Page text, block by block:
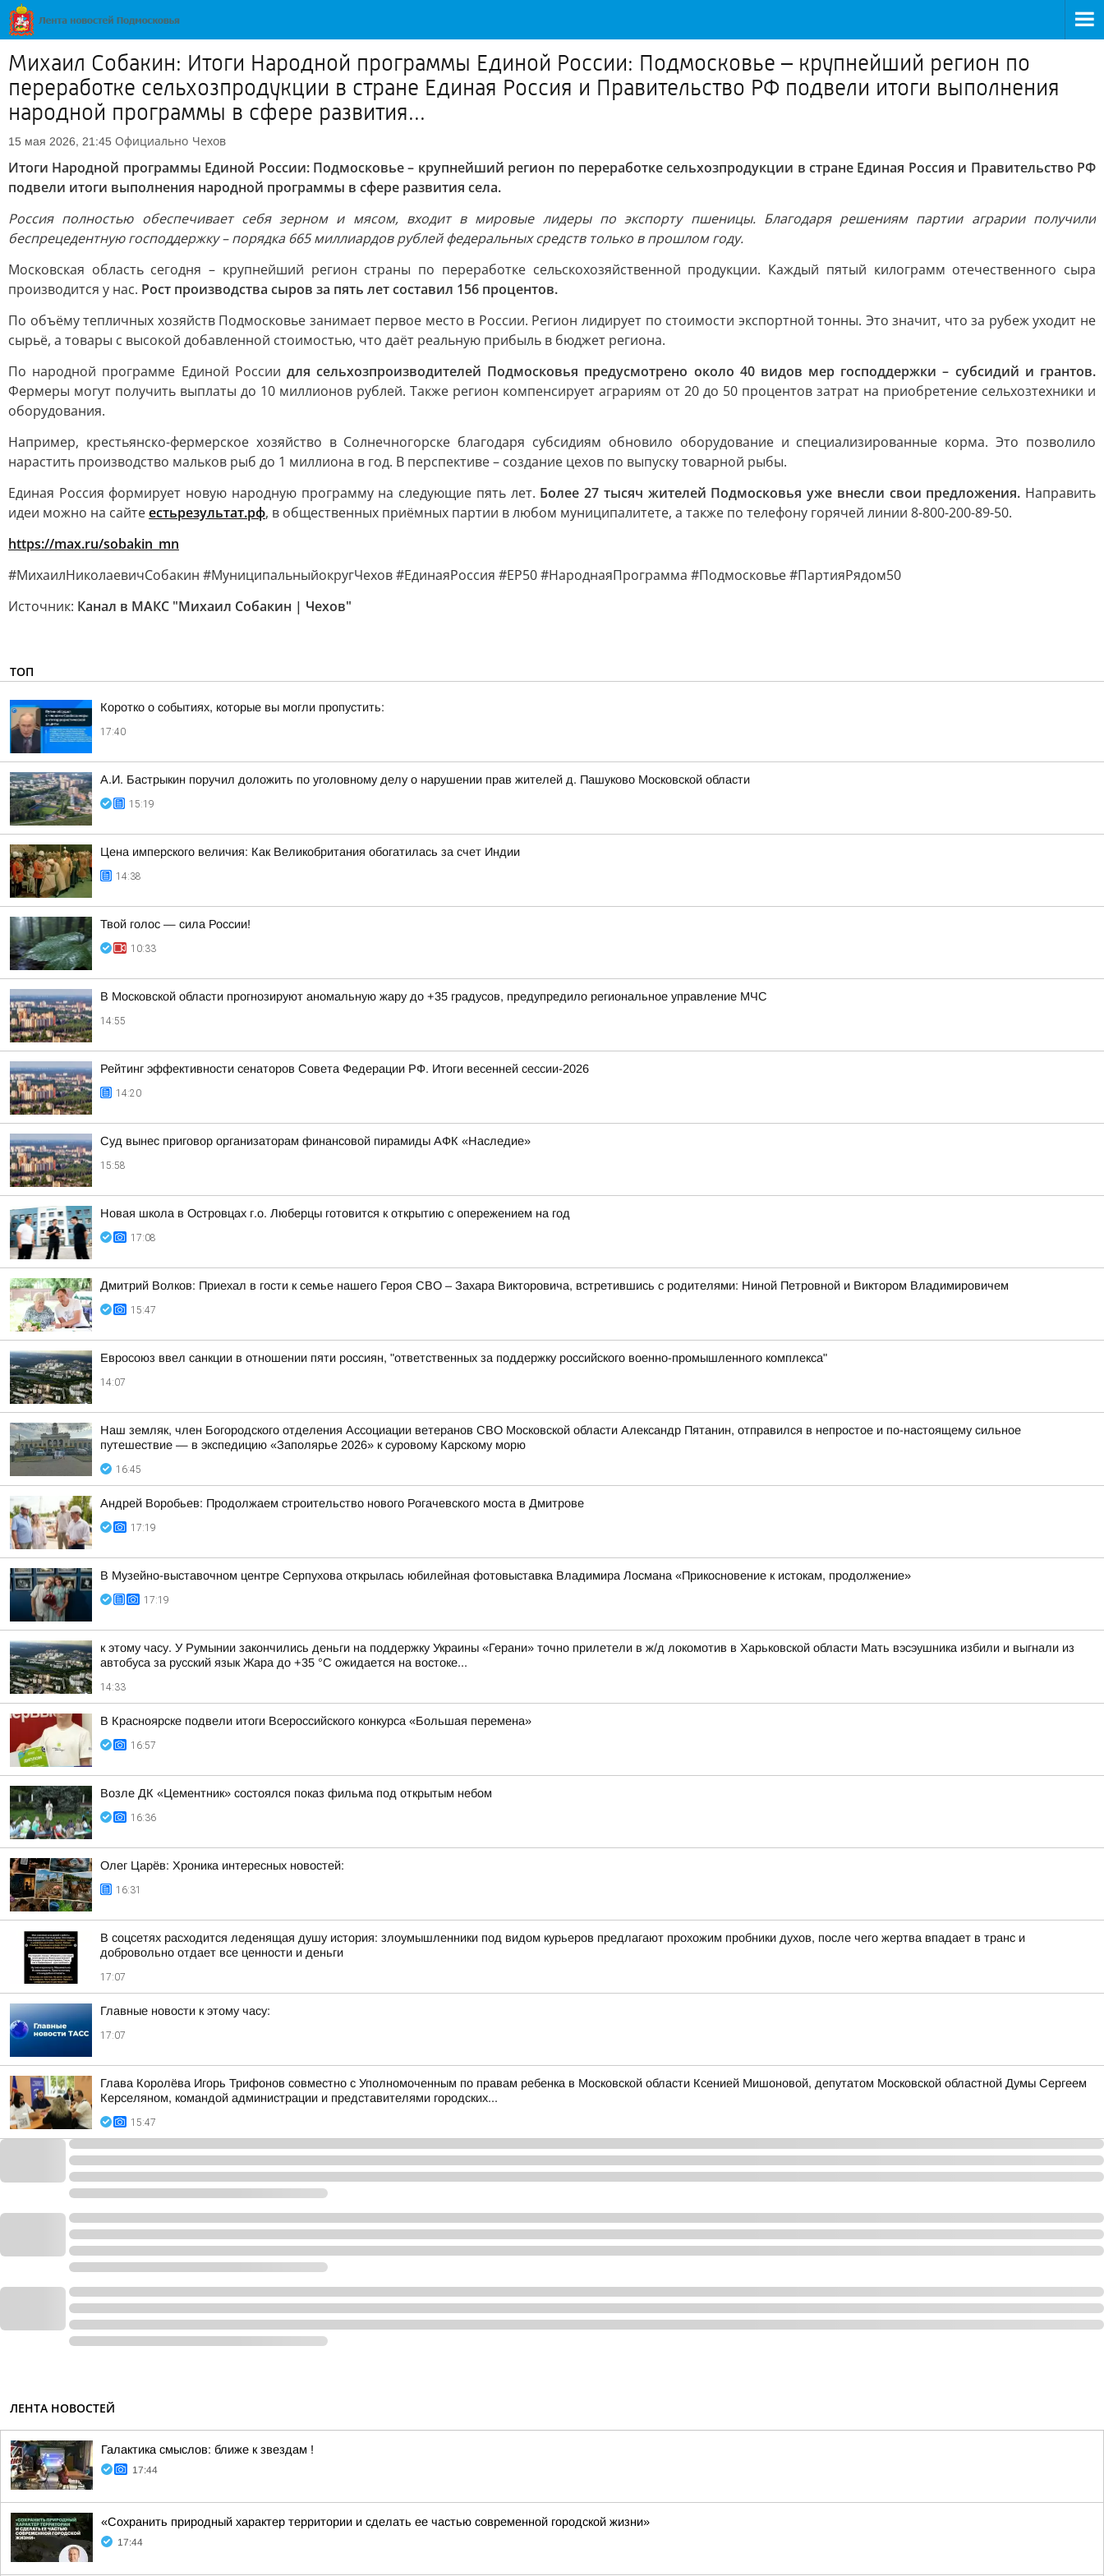
Михаил Собакин: Итоги Народной программы Единой России: Подмосковье – крупнейший регион по
переработке сельхозпродукции в стране Единая Россия и Правительство РФ подвели итоги выполнения
народной программы в сфере развития...
15 мая 2026, 21:45 Официально Чехов
Итоги Народной программы Единой России: Подмосковье – крупнейший регион по переработке сельхозпродукции в стране Единая Россия и Правительство РФ
подвели итоги выполнения народной программы в сфере развития села.
Россия полностью обеспечивает себя зерном и мясом, входит в мировые лидеры по экспорту пшеницы. Благодаря решениям партии аграрии получили
беспрецедентную господдержку – порядка 665 миллиардов рублей федеральных средств только в прошлом году.
Московская область сегодня – крупнейший регион страны по переработке сельскохозяйственной продукции. Каждый пятый килограмм отечественного сыра
производится у нас. Рост производства сыров за пять лет составил 156 процентов.
По объёму тепличных хозяйств Подмосковье занимает первое место в России. Регион лидирует по стоимости экспортной тонны. Это значит, что за рубеж уходит не
сырьё, а товары с высокой добавленной стоимостью, что даёт реальную прибыль в бюджет региона.
По народной программе Единой России для сельхозпроизводителей Подмосковья предусмотрено около 40 видов мер господдержки – субсидий и грантов.
Фермеры могут получить выплаты до 10 миллионов рублей. Также регион компенсирует аграриям от 20 до 50 процентов затрат на приобретение сельхозтехники и
оборудования.
Например, крестьянско-фермерское хозяйство в Солнечногорске благодаря субсидиям обновило оборудование и специализированные корма. Это позволило
нарастить производство мальков рыб до 1 миллиона в год. В перспективе – создание цехов по выпуску товарной рыбы.
Единая Россия формирует новую народную программу на следующие пять лет. Более 27 тысяч жителей Подмосковья уже внесли свои предложения. Направить
идеи можно на сайтеестьрезультат.рф, в общественных приёмных партии в любом муниципалитете, а также по телефону горячей линии 8-800-200-89-50.
https://max.ru/sobakin_mn
#МихаилНиколаевичСобакин #МуниципальныйокругЧехов #ЕдинаяРоссия #ЕР50 #НароднаяПрограмма #Подмосковье #ПартияРядом50
Источник: Канал в МАКС "Михаил Собакин | Чехов"
ТОП
Коротко о событиях, которые вы могли пропустить:
17:40
А.И. Бастрыкин поручил доложить по уголовному делу о нарушении прав жителей д. Пашуково Московской области
15:19
Цена имперского величия: Как Великобритания обогатилась за счет Индии
14:38
Твой голос — сила России!
10:33
В Московской области прогнозируют аномальную жару до +35 градусов, предупредило региональное управление МЧС
14:55
Рейтинг эффективности сенаторов Совета Федерации РФ. Итоги весенней сессии-2026
14:20
Суд вынес приговор организаторам финансовой пирамиды АФК «Наследие»
15:58
Новая школа в Островцах г.о. Люберцы готовится к открытию с опережением на год
17:08
Дмитрий Волков: Приехал в гости к семье нашего Героя СВО – Захара Викторовича, встретившись с родителями: Ниной Петровной и Виктором Владимировичем
15:47
Евросоюз ввел санкции в отношении пяти россиян, "ответственных за поддержку российского военно-промышленного комплекса"
14:07
Наш земляк, член Богородского отделения Ассоциации ветеранов СВО Московской области Александр Пятанин, отправился в непростое и по-настоящему сильное
путешествие — в экспедицию «Заполярье 2026» к суровому Карскому морю
16:45
Андрей Воробьев: Продолжаем строительство нового Рогачевского моста в Дмитрове
17:19
В Музейно-выставочном центре Серпухова открылась юбилейная фотовыставка Владимира Лосмана «Прикосновение к истокам, продолжение»
17:19
к этому часу. У Румынии закончились деньги на поддержку Украины «Герани» точно прилетели в ж/д локомотив в Харьковской области Мать вэсэушника избили и выгнали из
автобуса за русский язык Жара до +35 °С ожидается на востоке...
14:33
В Красноярске подвели итоги Всероссийского конкурса «Большая перемена»
16:57
Возле ДК «Цементник» состоялся показ фильма под открытым небом
16:36
Олег Царёв: Хроника интересных новостей:
16:31
В соцсетях расходится леденящая душу история: злоумышленники под видом курьеров предлагают прохожим пробники духов, после чего жертва впадает в транс и
добровольно отдает все ценности и деньги
17:07
Главные новости к этому часу:
17:07
Глава Королёва Игорь Трифонов совместно с Уполномоченным по правам ребенка в Московской области Ксенией Мишоновой, депутатом Московской областной Думы Сергеем
Керселяном, командой администрации и представителями городских...
15:47
ЛЕНТА НОВОСТЕЙ
Галактика смыслов: ближе к звездам !
17:44
«Сохранить природный характер территории и сделать ее частью современной городской жизни»
17:44